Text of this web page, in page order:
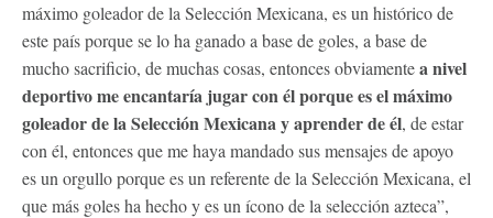
máximo goleador de la Selección Mexicana, es un histórico de
este país porque se lo ha ganado a base de goles, a base de
mucho sacrificio, de muchas cosas, entonces obviamentea nivel
deportivo me encantaría jugar con él porque es el máximo
goleador de la Selección Mexicana y aprender de él, de estar
con él, entonces que me haya mandado sus mensajes de apoyo
es un orgullo porque es un referente de la Selección Mexicana, el
que más goles ha hecho y es un ícono de la selección azteca”,